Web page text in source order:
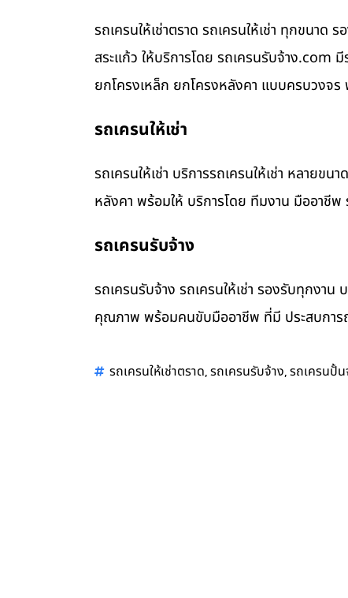
รถเครนให้เช่าตราด รถเครนให้เช่า ทุกขนา
สระแก้ว ให้บริการโดย รถเครนรับจ้าง.com
ยกโครงเหล็ก ยกโครงหลังคา แบบครบวงจ
รถเครนให้เช่า
รถเครนให้เช่า บริการรถเครนให้เช่า หลาย
หลังคา พร้อมให้ บริการโดย ทีมงาน มืออาชีพ
รถเครนรับจ้าง
รถเครนรับจ้าง รถเครนให้เช่า รองรับทุกง
คุณภาพ พร้อมคนขับมืออาชีพ ที่มี ประสบกา
รถเครนให้เช่าตราด,รถเครนรับจ้าง,รถเครนปั้